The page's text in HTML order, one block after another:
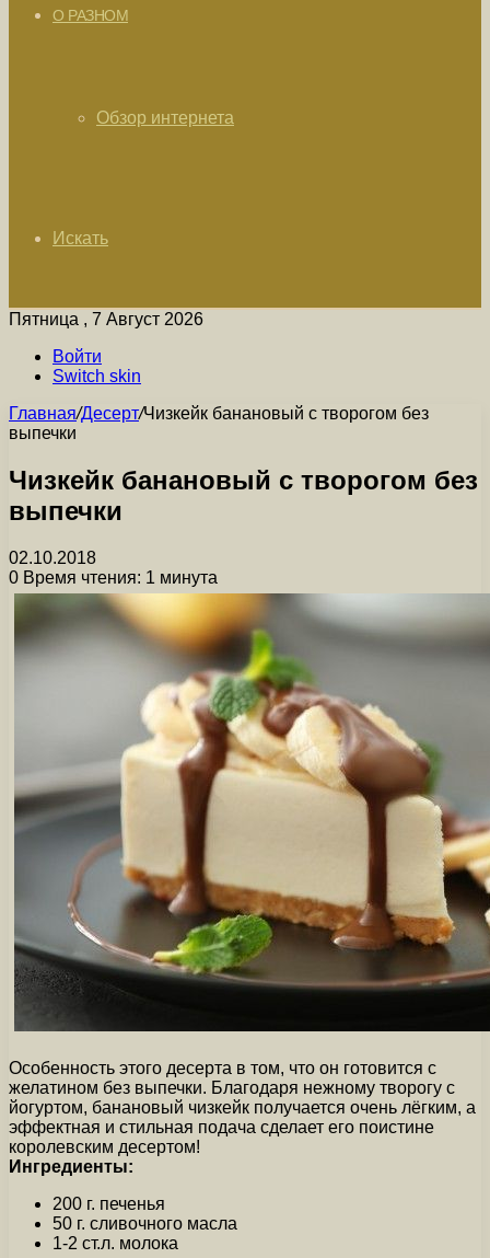
О РАЗНОМ
Обзор интернета
Искать
Пятница , 7 Август 2026
Войти
Switch skin
Главная/Десерт/Чизкейк банановый с творогом без
выпечки
Чизкейк банановый с творогом без
выпечки
02.10.2018
0 Время чтения: 1 минута
Особенность этого десерта в том, что он готовится с
желатином без выпечки. Благодаря нежному творогу с
йогуртом, банановый чизкейк получается очень лёгким, а
эффектная и стильная подача сделает его поистине
королевским десертом!
Ингредиенты:
200 г. печенья
50 г. сливочного масла
1-2 ст.л. молока